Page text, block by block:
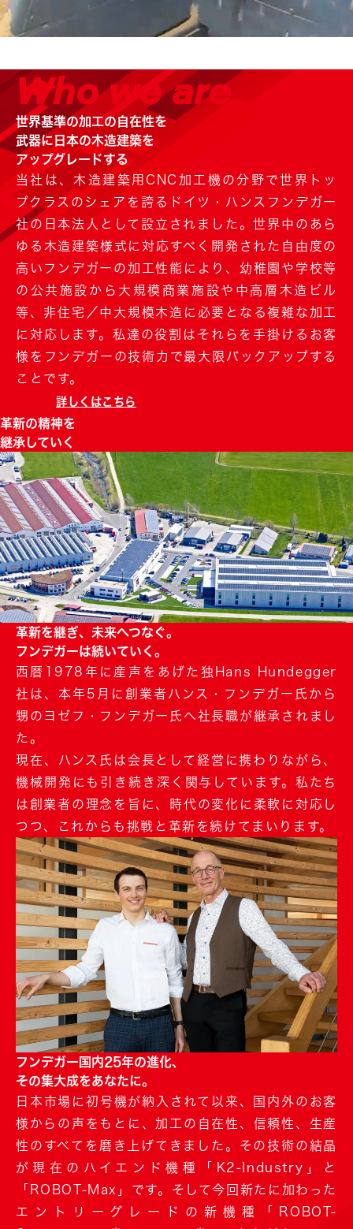
Who we are
世界基準の加工の自在性を
武器に 日本の木造建築を
アップグレードする
当社は、木造建築用CNC加工機の分野で世界トッ
プクラスのシェアを誇るドイツ・ハンスフンデガー
社の日本法人として設立されました。世界中のあら
ゆる木造建築様式に対応すべく開発された自由度の
高いフンデガーの加工性能により、幼稚園や学校等
の公共施設から大規模商業施設や中高層木造ビル
等、非住宅／中大規模木造に必要となる複雑な加工
に対応します。私達の役割はそれらを手掛けるお客
様をフンデガーの技術力で最大限バックアップする
ことです。
詳しくはこちら
革新の精神を
継承していく
革新を継ぎ、未来へつなぐ。
フンデガーは続いていく。
西暦1978年に産声をあげた独Hans Hundegger
社は、本年5月に創業者ハンス・フンデガー氏から
甥のヨゼフ・フンデガー氏へ社長職が継承されまし
た。
現在、ハンス氏は会長として経営に携わりながら、
機械開発にも引き続き深く関与しています。私たち
は創業者の理念を旨に、時代の変化に柔軟に対応し
つつ、これからも挑戦と革新を続けてまいります。
フンデガー国内25年の進化、
その集大成をあなたに。
日本市場に初号機が納入されて以来、国内外のお客
様からの声をもとに、加工の自在性、信頼性、生産
性のすべてを磨き上げてきました。その技術の結晶
が現在のハイエンド機種「K2-Industry」と
「ROBOT-Max」です。そして今回新たに加わった
エントリーグレードの新機種「ROBOT-